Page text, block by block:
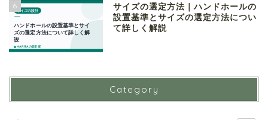
6
サイズの選定方法｜ハンドホールの
設置基準とサイズの選定方法につい
て詳しく解説
Category